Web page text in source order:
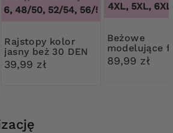
48/50, 52/54, 56/58, 60/62,44/
Rajstopy kolor
jasny beż 30 DEN
Ribessa
39,99 zł
3XL, 4XL, 5XL,
Beżowe
modelujące
kwiatową
89,99 zł